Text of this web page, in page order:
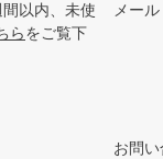
以内、未使
らをご覧下
メール
お問